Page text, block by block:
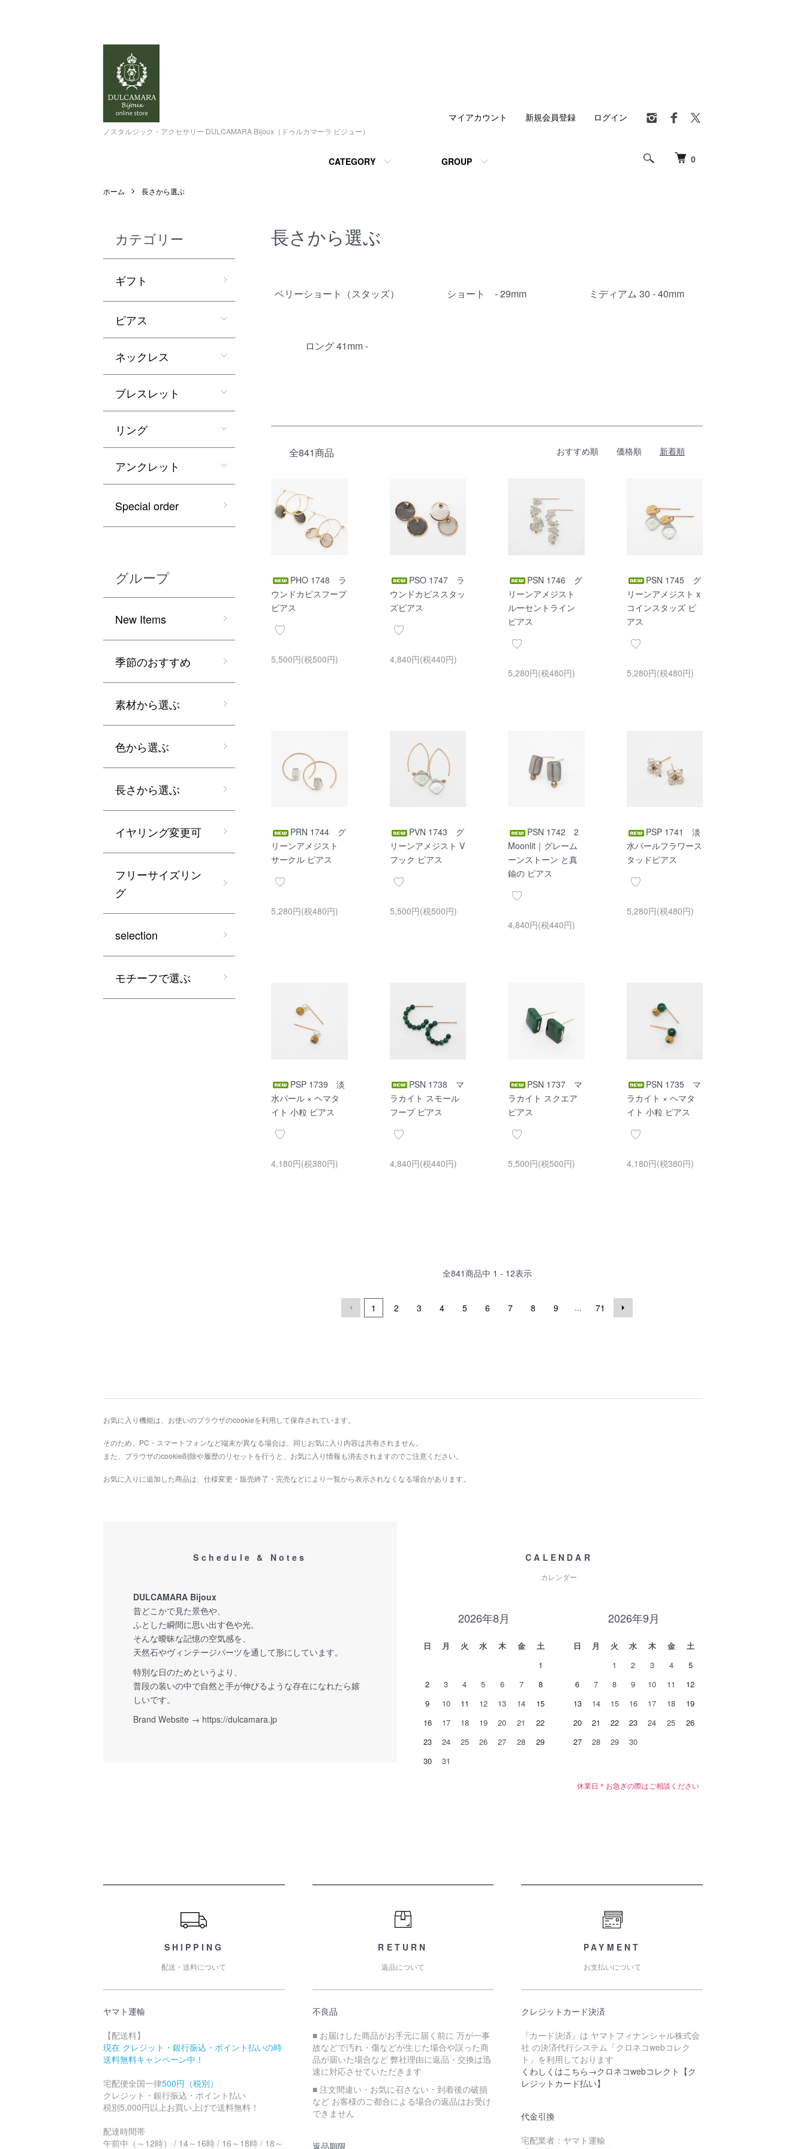
ノスタルジック・アクセサリー DULCAMARA Bijoux（ドゥルカマーラ ビジュー）
0
CATEGORY GROUP
マイアカウント 新規会員登録 ログイン
ホーム 長さから選ぶ
長さから選ぶ
ベリーショート（スタッズ）
ショート - 29mm ミディアム 30 - 40mm
ロング 41mm -
全841商品 おすすめ順 価格順 新着順
PHO 1748 ラ
ウンドカピスフープ
ピアス
5,500円(税500円)
PSO 1747 ラ
ウンドカピススタッ
ズピアス
4,840円(税440円)
PSN 1746 グ
リーンアメジスト
ルーセントライン
ピアス
5,280円(税480円)
PSN 1745 グ
リーンアメジスト x
コインスタッズ ピ
アス
5,280円(税480円)
PRN 1744 グ
リーンアメジスト
サークル ピアス
5,280円(税480円)
PVN 1743 グ
リーンアメジスト V
フック ピアス
5,500円(税500円)
PSN 1742 2
Moonlit｜グレーム
ーンストーン と真
鍮の ピアス
4,840円(税440円)
PSP 1741 淡
水パールフラワース
タッドピアス
5,280円(税480円)
PSP 1739 淡
水パール × ヘマタ
イト 小粒 ピアス
4,180円(税380円)
PSN 1738 マ
ラカイト スモール
フープ ピアス
4,840円(税440円)
PSN 1737 マ
ラカイト スクエア
ピアス
5,500円(税500円)
PSN 1735 マ
ラカイト × ヘマタ
イト 小粒 ピアス
4,180円(税380円)
全841商品中 1 - 12表示
1 2 3 4 5 6 7 8 9 ... 71
カテゴリー
ギフト
ピアス
ネックレス
ブレスレット
リング
アンクレット
Special order
グループ
New Items
季節のおすすめ
素材から選ぶ
色から選ぶ
長さから選ぶ
イヤリング変更可
フリーサイズリン
グ
selection
モチーフで選ぶ
お気に入り機能は、お使いのブラウザのcookieを利用して保存されています。
そのため、PC・スマートフォンなど端末が異なる場合は、同じお気に入り内容は共有されません。
また、ブラウザのcookie削除や履歴のリセットを行うと、お気に入り情報も消去されますのでご注意ください。
お気に入りに追加した商品は、仕様変更・販売終了・完売などにより一覧から表示されなくなる場合があります。
Schedule & Notes
DULCAMARA Bijoux
昔どこかで見た景色や、
ふとした瞬間に思い出す色や光。
そんな曖昧な記憶の空気感を、
天然石やヴィンテージパーツを通して形にしています。
特別な日のためというより、
普段の装いの中で自然と手が伸びるような存在になれたら嬉
しいです。
Brand Website → https://dulcamara.jp
CALENDAR
カレンダー
2026年8月
日 月 火 水 木 金
土
1
2
3 4 5 6 7
8
9
10 11 12 13 14
15
16
17 18 19 20 21
22
23
24 25 26 27 28
29
30
31
2026年9月
日 月 火 水 木 金
土
1
2 3 4
5
6
7 8 9 10 11
12
13
14 15 16 17 18
19
20
21 22 23 24 25
26
27
28 29 30
休業日＊お急ぎの際はご相談ください
SHIPPING
配送・送料について
ヤマト運輸
【配送料】
現在 クレジット・銀行振込・ポイント払いの時
送料無料キャンペーン中！
宅配便全国一律500円（税別）
クレジット・銀行振込・ポイント払い
税別5,000円以上お買い上げで送料無料！
配達時間帯
午前中（～12時） / 14～16時 / 16～18時 / 18～
RETURN
返品について
不良品
■ お届けした商品がお手元に届く前に 万が一事
故などで汚れ・傷などが生じた場合や誤った商
品が届いた場合など 弊社理由に返品・交換は迅
速に対応させていただきます
■ 注文間違い・お気に召さない・到着後の破損
など お客様のご都合による場合の返品はお受け
できません
返品期限
PAYMENT
お支払いについて
クレジットカード決済
『カード決済』は ヤマトフィナンシャル株式会
社 の決済代行システム「クロネコwebコレク
ト」を利用しております
くわしくはこちら→クロネコwebコレクト【ク
レジットカード払い】
代金引換
宅配業者：ヤマト運輸